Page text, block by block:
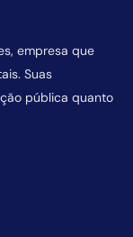
empresa que
Suas
pública quanto